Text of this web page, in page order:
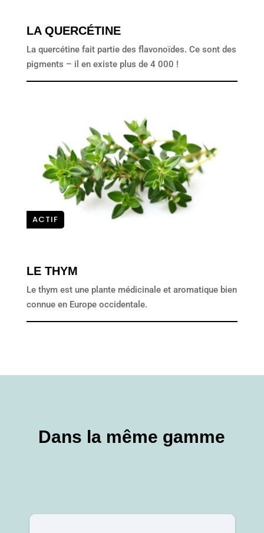
LA QUERCÉTINE
La quercétine fait partie des flavonoïdes. Ce sont des
pigments – il en existe plus de 4 000 !
ACTIF
LE THYM
Le thym est une plante médicinale et aromatique bien
connue en Europe occidentale.
Dans la même gamme